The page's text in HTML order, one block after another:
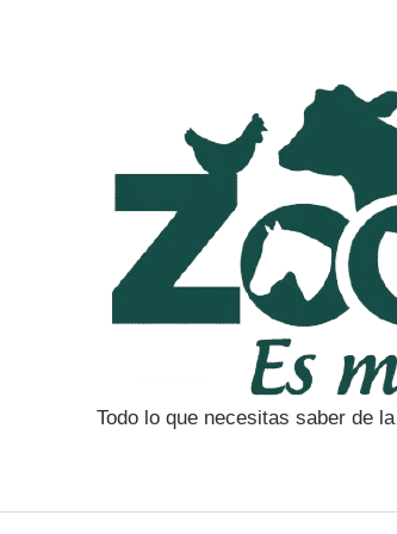
Todo lo que necesitas saber de